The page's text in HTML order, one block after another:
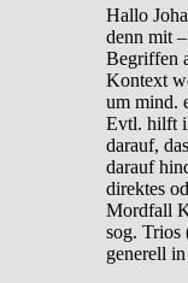
Hallo
denn mit
Begriffen
Kontext
um mind.
Evtl. hilft
darauf,
darauf
direktes
Mordfall
sog. Trios
generell